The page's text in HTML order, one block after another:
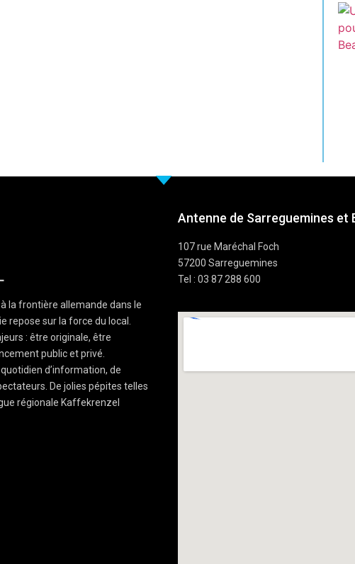
la frontière allemande dans le
repose sur la force du local.
: être originale, être
public et privé.
d’information, de
De jolies pépites telles
régionale Kaffekrenzel
Antenne de Sarreguemines et
107 rue Maréchal Foch
57200 Sarreguemines
Tel : 03 87 288 600